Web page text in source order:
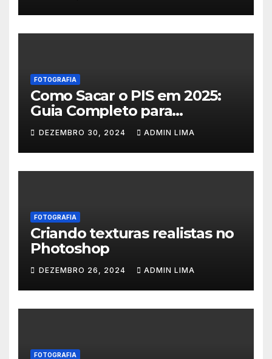
FOTOGRAFIA
Como Sacar o PIS em 2025:
Guia Completo para
Trabalhadores
DEZEMBRO 30, 2024 ADMIN LIMA
FOTOGRAFIA
Criando texturas realistas no
Photoshop
DEZEMBRO 26, 2024 ADMIN LIMA
FOTOGRAFIA